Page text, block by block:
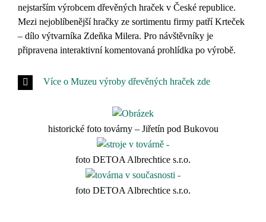
nejstarším výrobcem dřevěných hraček v České republice.
Mezi nejoblíbenější hračky ze sortimentu firmy patří Krteček
– dílo výtvarníka Zdeňka Milera. Pro návštěvníky je
připravena interaktivní komentovaná prohlídka po výrobě.
Více o Muzeu výroby dřevěných hraček zde
historické foto továrny – Jiřetín pod Bukovou
foto DETOA Albrechtice s.r.o.
foto DETOA Albrechtice s.r.o.